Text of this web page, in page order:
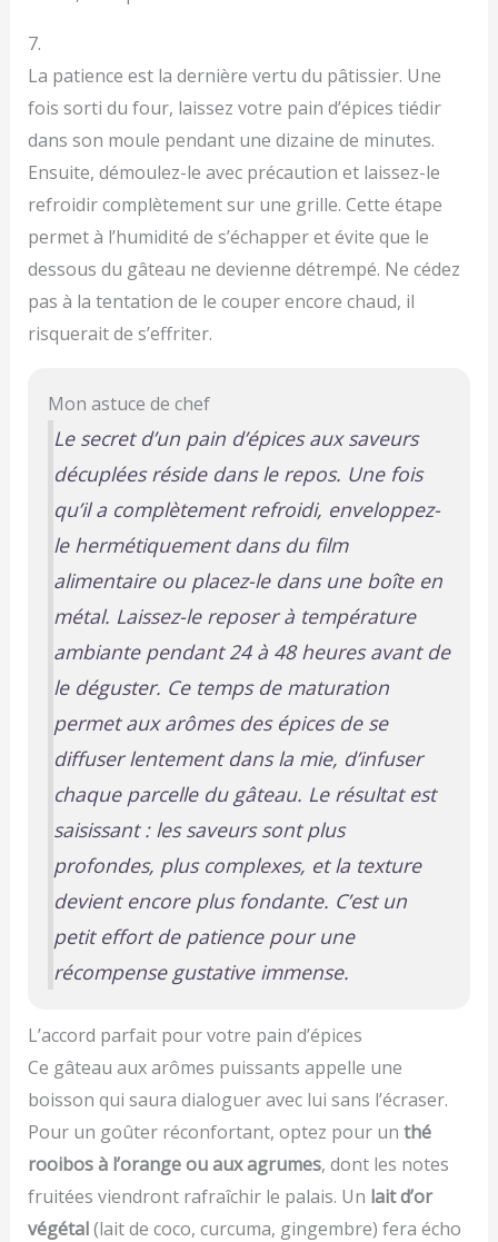
7.
La patience est la dernière vertu du pâtissier. Une
fois sorti du four, laissez votre pain d’épices tiédir
dans son moule pendant une dizaine de minutes.
Ensuite, démoulez-le avec précaution et laissez-le
refroidir complètement sur une grille. Cette étape
permet à l’humidité de s’échapper et évite que le
dessous du gâteau ne devienne détrempé. Ne cédez
pas à la tentation de le couper encore chaud, il
risquerait de s’effriter.
Mon astuce de chef
Le secret d’un pain d’épices aux saveurs
décuplées réside dans le repos. Une fois
qu’il a complètement refroidi, enveloppez-
le hermétiquement dans du film
alimentaire ou placez-le dans une boîte en
métal. Laissez-le reposer à température
ambiante pendant 24 à 48 heures avant de
le déguster. Ce temps de maturation
permet aux arômes des épices de se
diffuser lentement dans la mie, d’infuser
chaque parcelle du gâteau. Le résultat est
saisissant : les saveurs sont plus
profondes, plus complexes, et la texture
devient encore plus fondante. C’est un
petit effort de patience pour une
récompense gustative immense.
L’accord parfait pour votre pain d’épices
Ce gâteau aux arômes puissants appelle une
boisson qui saura dialoguer avec lui sans l’écraser.
Pour un goûter réconfortant, optez pour un thé
rooibos à l’orange ou aux agrumes, dont les notes
fruitées viendront rafraîchir le palais. Un lait d’or
végétal(lait de coco, curcuma, gingembre) fera écho